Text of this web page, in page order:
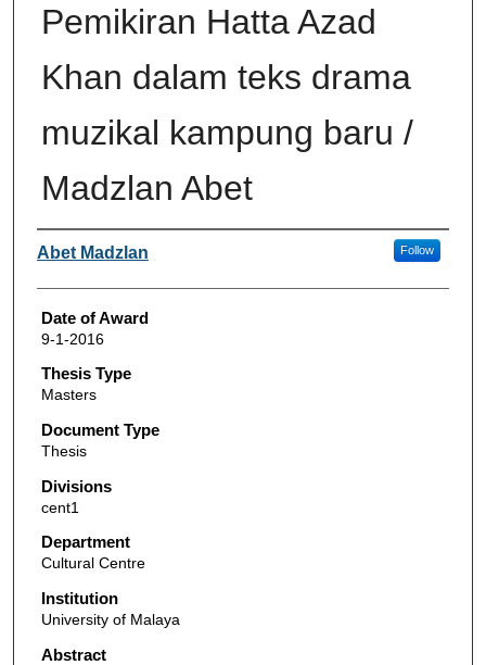
Pemikiran Hatta Azad
Khan dalam teks drama
muzikal kampung baru /
Madzlan Abet
Author
Abet Madzlan Follow
Date of Award
9-1-2016
Thesis Type
Masters
Document Type
Thesis
Divisions
cent1
Department
Cultural Centre
Institution
University of Malaya
Abstract